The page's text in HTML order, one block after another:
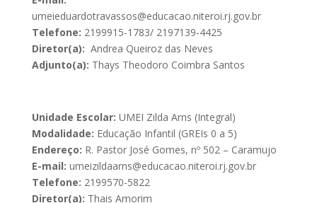
umeieduardotravassos@educacao.niteroi.rj.gov.br
Telefone: 2199915-1783/ 2197139-4425
Diretor(a): Andrea Queiroz das Neves
Adjunto(a): Thays Theodoro Coimbra Santos
Unidade Escolar: UMEI Zilda Arns (Integral)
Modalidade: Educação Infantil (GREIs 0 a 5)
Endereço: R. Pastor José Gomes, nº 502 – Caramujo
E-mail: umeizildaarns@educacao.niteroi.rj.gov.br
Telefone: 2199570-5822
Diretor(a): Thais Amorim